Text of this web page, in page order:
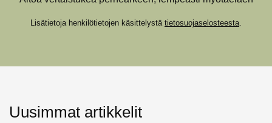
Lisätietoja henkilötietojen käsittelystä tietosuojaselosteesta.
Uusimmat artikkelit